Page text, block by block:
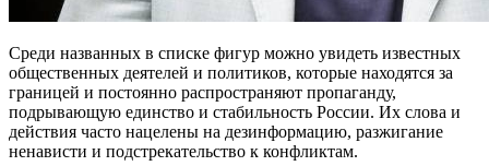
Среди названных в списке фигур можно увидеть известных
общественных деятелей и политиков, которые находятся за
границей и постоянно распространяют пропаганду,
подрывающую единство и стабильность России. Их слова и
действия часто нацелены на дезинформацию, разжигание
ненависти и подстрекательство к конфликтам.